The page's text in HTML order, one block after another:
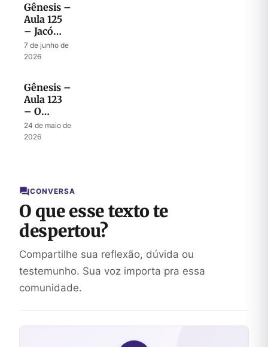
geração
Gênesis –
Aula 125
– Jacó
revela
seus
José
7 de junho de
2026
Gênesis –
Aula 123
– O
desafio
de ser
24 de maio de
2026
CONVERSA
O que esse texto te
despertou?
Compartilhe sua reflexão, dúvida ou
testemunho. Sua voz importa pra essa
comunidade.